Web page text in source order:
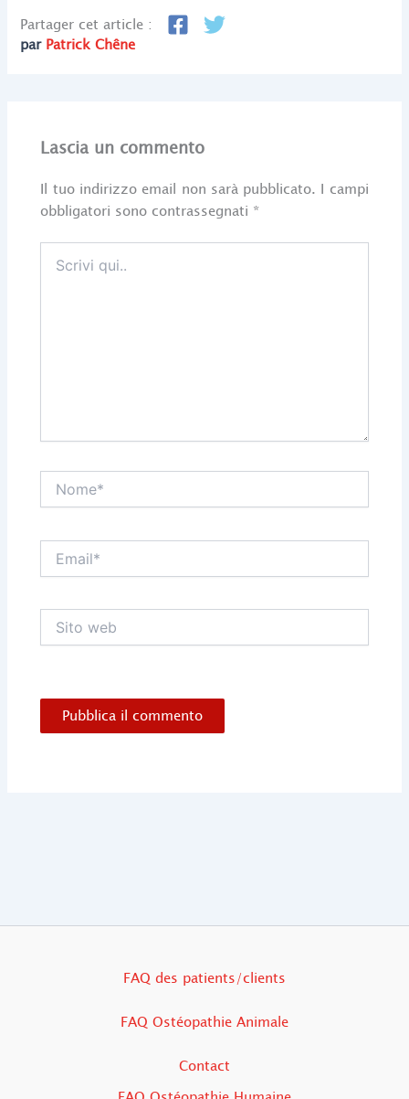
Partager cet article :
par Patrick Chêne
Lascia un commento
Il tuo indirizzo email non sarà pubblicato. I campi
obbligatori sono contrassegnati *
qui..
Email*
web
FAQ des patients/clients
FAQ Ostéopathie Animale
Contact